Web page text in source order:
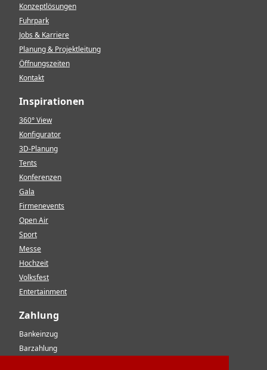
Konzeptlösungen
Fuhrpark
Jobs & Karriere
Planung & Projektleitung
Öffnungszeiten
Kontakt
Inspirationen
360° View
Konfigurator
3D-Planung
Tents
Konferenzen
Gala
Firmenevents
Open Air
Sport
Messe
Hochzeit
Volksfest
Entertainment
Zahlung
Bankeinzug
Barzahlung